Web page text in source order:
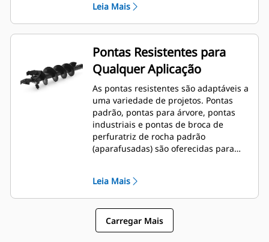
um motor hidráulico estilo gerotor
com acionamento planetário de
redução simples, bidirecional e de
velocidade variável, montado em
uma caixa de engrenagem
planetária para oferecer
velocidade da ponta e torque de
saída ideais para aplicações
moderadas e pesadas.
Os equipamentos A68 contam com
um motor de engrenagem
hidráulico com acionamento
planetário de redução duplo,
variável, montado em uma caixa
torque de saída ideais para
atender aos requisitos de
Leia Mais
Pontas Resistentes para
Qualquer Aplicação
As pontas resistentes são adaptáveis a
uma variedade de projetos. Pontas
padrão, pontas para árvore, pontas
industriais e pontas de broca de
perfuratriz de rocha padrão
(aparafusadas) são oferecidas para
Leia Mais
Carregar Mais